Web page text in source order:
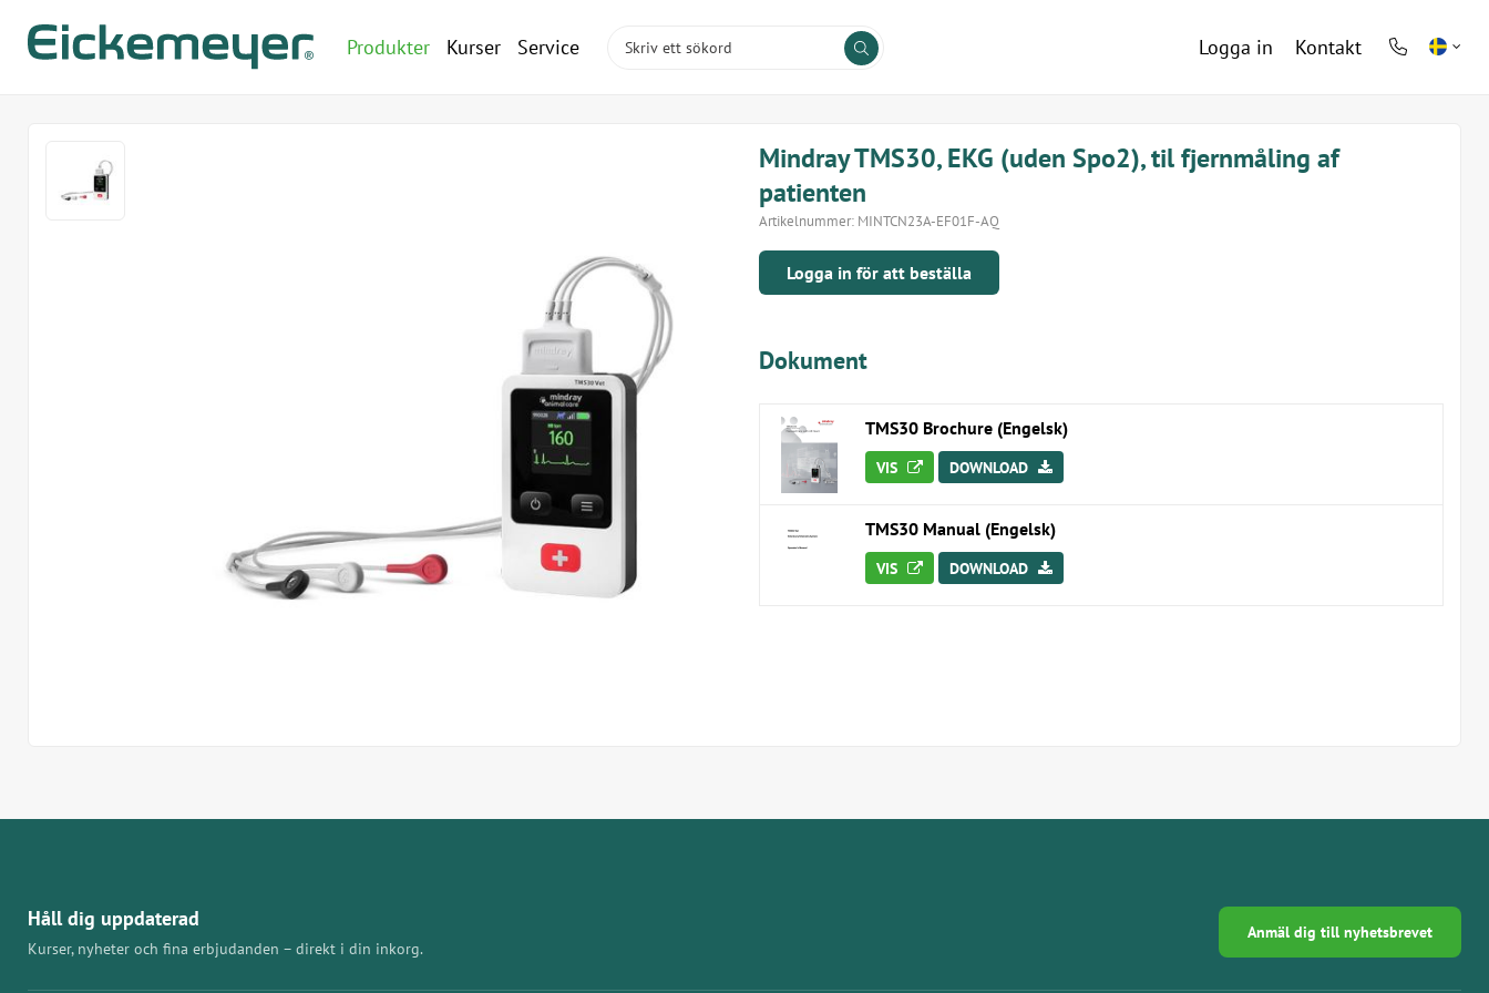
Produkter Kurser Service Logga in Kontakt
phone
Mindray TMS30, EKG (uden Spo2), til fjernmåling af
patienten
Artikelnummer: MINTCN23A-EF01F-AQ
Logga in för att beställa
Dokument
TMS30 Brochure (Engelsk)
VIS DOWNLOAD
TMS30 Manual (Engelsk)
VIS DOWNLOAD
Håll dig uppdaterad
Kurser, nyheter och fina erbjudanden – direkt i din inkorg.
Anmäl dig till nyhetsbrevet